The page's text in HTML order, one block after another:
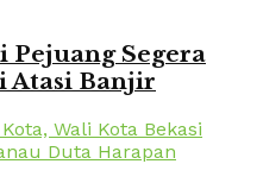
Pejuang Segera
Atasi Banjir